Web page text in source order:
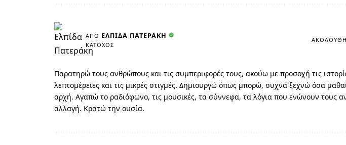
ΑΠΌ ΕΛΠΊΔΑ ΠΑΤΕΡΆΚΗ
ΚΆΤΟΧΟΣ
Παρατηρώ τους ανθρώπους και τις συμπεριφορές τους, ακούω με προσοχή τις
λεπτομέρειες και τις μικρές στιγμές. Δημιουργώ όπως μπορώ, συχνά ξεχνώ όσα
αρχή. Αγαπώ το ραδιόφωνο, τις μουσικές, τα σύννεφα, τα λόγια που ενώνουν τους
αλλαγή. Κρατώ την ουσία.